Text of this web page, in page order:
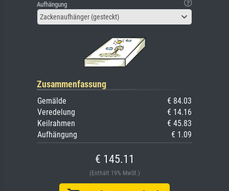
Aufhängung
Zackenaufhänger (gesteckt)
Zusammenfassung
Gemälde
€ 84.03
Veredelung
€ 14.16
Keilrahmen
€ 45.83
Aufhängung
€ 1.09
€ 145.11
(Enthält 19% MwSt.)